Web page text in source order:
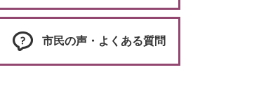
市民の声・よくある質問